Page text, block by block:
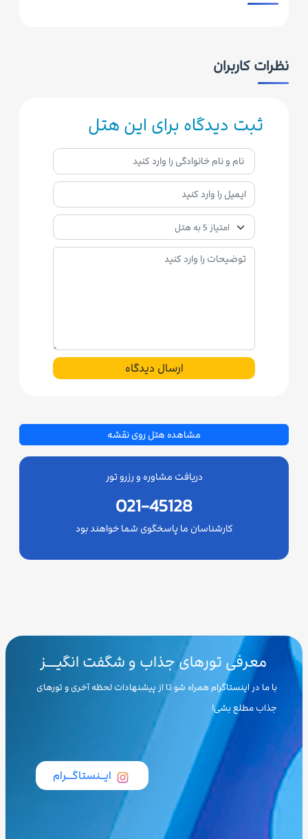
نظرات کاربران
ثبت دیدگاه برای این هتل
ارسال دیدگاه
مشاهده هتل روی نقشه
دریافت مشاوره و رزرو تور
021-45128
کارشناسان ما پاسخگوی شما خواهند بود
معرفی تورهای جذاب و شگفت انگیـــز
با ما در اینستاگرام همراه شو تا از پیشنهادات لحظه آخری و تورهای
جذاب مطلع بشی!
ایــنستاگـــرام